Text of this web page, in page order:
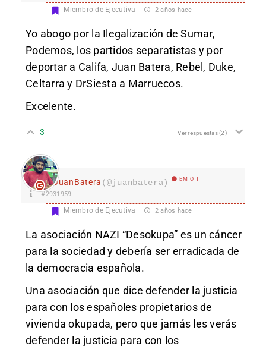
Miembro de Ejecutiva 2 años hace
Yo abogo por la Ilegalización de Sumar,
Podemos, los partidos separatistas y por
deportar a Califa, Juan Batera, Rebel, Duke,
Celtarra y DrSiesta a Marruecos.
Excelente.
3 Ver respuestas(2)
JuanBatera (@juanbatera) EM Off
#2931959
Miembro de Ejecutiva 2 años hace
La asociación NAZI “Desokupa” es un cáncer
para la sociedad y debería ser erradicada de
la democracia española.
Una asociación que dice defender la justicia
para con los españoles propietarios de
vivienda okupada, pero que jamás les verás
defender la justicia para con los